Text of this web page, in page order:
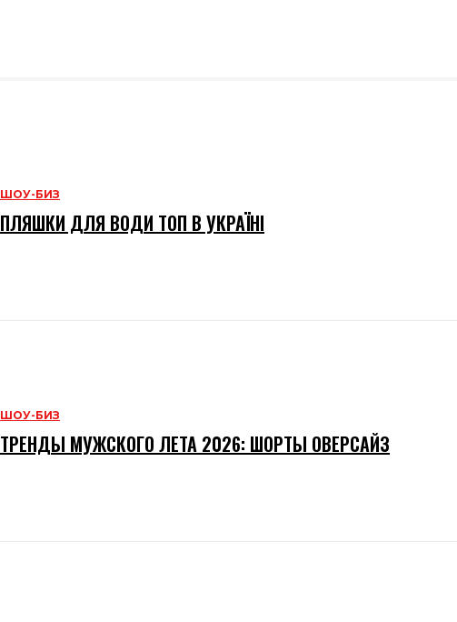
ШОУ-БИЗ
ПЛЯШКИ ДЛЯ ВОДИ ТОП В УКРАЇНІ
ШОУ-БИЗ
ТРЕНДЫ МУЖСКОГО ЛЕТА 2026: ШОРТЫ ОВЕРСАЙЗ